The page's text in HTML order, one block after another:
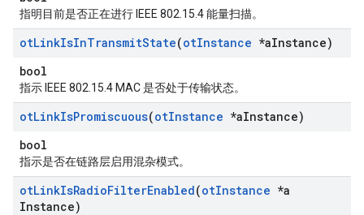
指明目前是否正在进行 IEEE 802.15.4 能量扫描。
otLinkIsInTransmitState(otInstance *aInstance)
bool
指示 IEEE 802.15.4 MAC 是否处于传输状态。
otLinkIsPromiscuous(otInstance *aInstance)
bool
指示是否在链路层启用混杂模式。
otLinkIsRadioFilterEnabled(otInstance *a
Instance)